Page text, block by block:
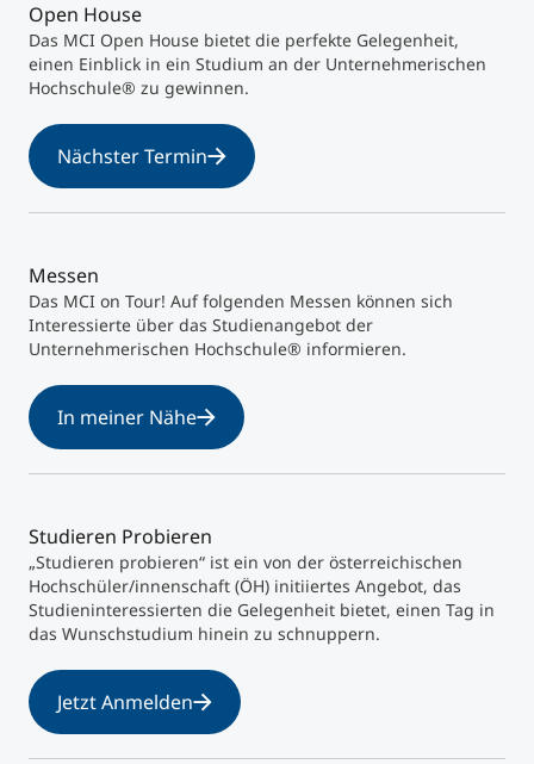
Open House
Das MCI Open House bietet die perfekte Gelegenheit,
einen Einblick in ein Studium an der Unternehmerischen
Hochschule® zu gewinnen.
Nächster Termin
Messen
Das MCI on Tour! Auf folgenden Messen können sich
Interessierte über das Studienangebot der
Unternehmerischen Hochschule® informieren.
In meiner Nähe
Studieren Probieren
„Studieren probieren“ ist ein von der österreichischen
Hochschüler/innenschaft (ÖH) initiiertes Angebot, das
Studieninteressierten die Gelegenheit bietet, einen Tag in
das Wunschstudium hinein zu schnuppern.
Jetzt Anmelden